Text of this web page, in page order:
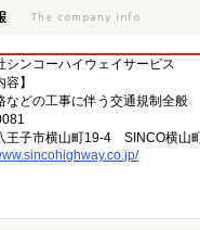
シンコーハイウェイサービス
容】
などの工事に伴う交通規制全般
王子市横山町19-4 SINCO横山